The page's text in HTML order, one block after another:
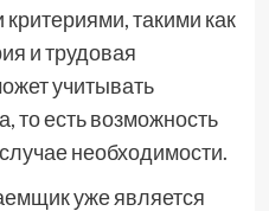
такими как
и трудовая
учитывать
то есть возможность
необходимости.
уже является